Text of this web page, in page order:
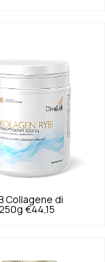
Collagene di
€44,15